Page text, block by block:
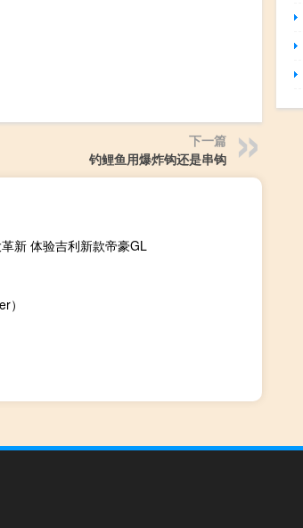
下一篇
钓鲤鱼用爆炸钩还是串钩
新 体验吉利新款帝豪GL
）